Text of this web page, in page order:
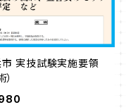
実技試験実施要領
）